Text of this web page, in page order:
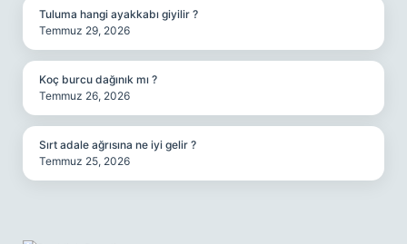
Tuluma hangi ayakkabı giyilir ?
Temmuz 29, 2026
Koç burcu dağınık mı ?
Temmuz 26, 2026
Sırt adale ağrısına ne iyi gelir ?
Temmuz 25, 2026